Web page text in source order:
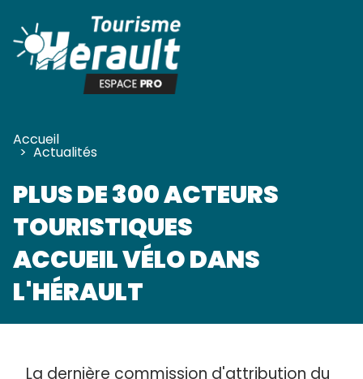
Accueil
> Actualités
PLUS DE 300 ACTEURS
TOURISTIQUES
ACCUEIL VÉLO DANS
L'HÉRAULT
La dernière commission d'attribution du